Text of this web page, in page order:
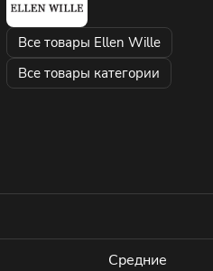
Все товары Ellen Wille
Все товары категории
Средние